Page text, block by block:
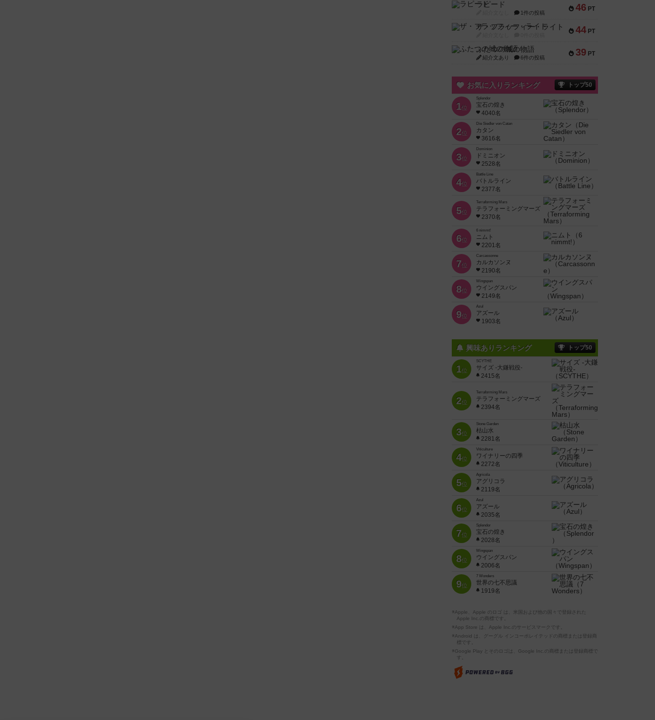
46 PT
ラピード
1件の投稿
44 PT
ザ・フラッフィー・ライト
39 PT
ふたつの城の物語
紹介文あり 6件の投稿
お気に入りランキング トップ50
1位
Splendor
宝石の煌き
4040名
2位
Die Siedler von Catan
カタン
3616名
3位
Dominion
ドミニオン
2528名
4位
Battle Line
バトルライン
2377名
5位
Terraforming Mars
テラフォーミングマーズ
2370名
6位
6 nimmt!
ニムト
2201名
7位
Carcassonne
カルカソンヌ
2190名
8位
Wingspan
ウイングスパン
2149名
9位
Azul
アズール
1903名
興味ありランキング トップ50
1位
SCYTHE
サイズ -大鎌戦役-
2415名
2位
Terraforming Mars
テラフォーミングマーズ
2394名
3位
Stone Garden
枯山水
2281名
4位
Viticulture
ワイナリーの四季
2272名
5位
Agricola
アグリコラ
2119名
6位
Azul
アズール
2035名
7位
Splendor
宝石の煌き
2028名
8位
Wingspan
ウイングスパン
2006名
9位
7 Wonders
世界の七不思議
1919名
※Apple、Apple のロゴ は、米国および他の国々で登録された
Apple Inc.の商標です。
※App Store は、Apple Inc.のサービスマークです。
※Android は、グーグル インコーポレイテッドの商標または登録商
標です。
※Google Play とそのロゴは、Google Inc.の商標または登録商標で
す。